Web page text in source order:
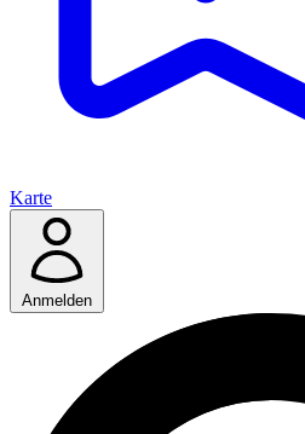
Karte
Anmelden